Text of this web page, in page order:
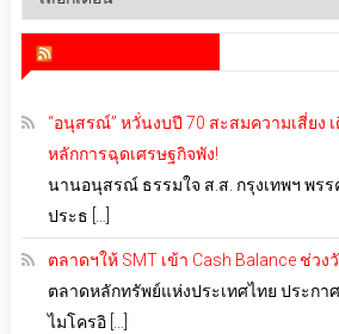
“อนุสรณ์” หวั่นงบปี 70 สะสมความเสี่ยง
หลักการฉุดเศรษฐกิจพัง!
นานอนุสรณ์ ธรรมใจ ส.ส. กรุงเทพฯ พร
ประธ […]
ตลาดฯให้ SMT เข้า Cash Balance ช่วง
ตลาดหลักทรัพย์แห่งประเทศไทย ประกา
ไมโครอิ […]